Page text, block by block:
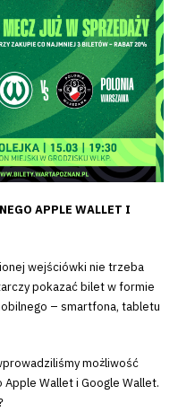
APPLE WALLET I
wejściówki nie trzeba
pokazać bilet w formie
– smartfona, tabletu
możliwość
Wallet i Google Wallet.